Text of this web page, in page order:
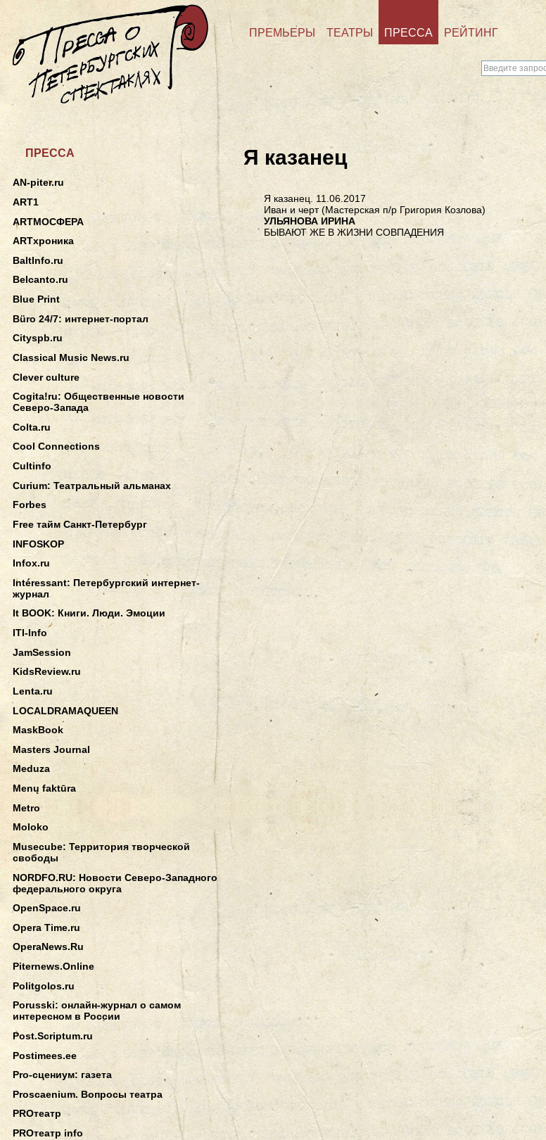
ПРЕМЬЕРЫ ТЕАТРЫ ПРЕССА РЕЙТИНГ
Я казанец
Я казанец. 11.06.2017
Иван и черт (Мастерская п/р Григория Козлова)
УЛЬЯНОВА ИРИНА
БЫВАЮТ ЖЕ В ЖИЗНИ СОВПАДЕНИЯ
ПРЕССА
AN-piter.ru
ART1
ARTМОСФЕРА
ARTхроника
BaltInfo.ru
Belcanto.ru
Blue Print
Büro 24/7: интернет-портал
Cityspb.ru
Classical Music News.ru
Clever culture
Cogita!ru: Общественные новости
Северо-Запада
Colta.ru
Cool Connections
Cultinfo
Curium: Театральный альманах
Forbes
Free тайм Санкт-Петербург
INFOSKOP
Infox.ru
Intéressant: Петербургский интернет-
журнал
It BOOK: Книги. Люди. Эмоции
ITI-Info
JamSession
KidsReview.ru
Lenta.ru
LOCALDRAMAQUEEN
MaskBook
Masters Journal
Meduza
Menų faktūra
Metro
Moloko
Musecube: Территория творческой
свободы
NORDFO.RU: Новости Северо-Западного
федерального округа
OpenSpace.ru
Opera Time.ru
OperaNews.Ru
Piternews.Online
Politgolos.ru
Porusski: онлайн-журнал о самом
интересном в России
Post.Scriptum.ru
Postimees.ee
Pro-сцениум: газета
Proscaenium. Вопросы театра
PROтеатр
PROтеатр info